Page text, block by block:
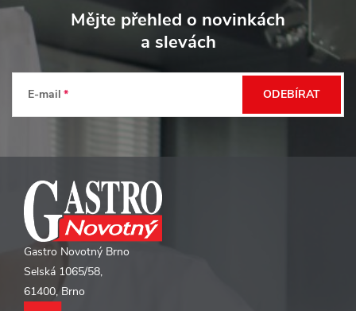
á
Mějte přehled o novinkách
a slevách
E-mail ODEBÍRAT
Gastro Novotný Brno
Selská 1065/58,
61400, Brno